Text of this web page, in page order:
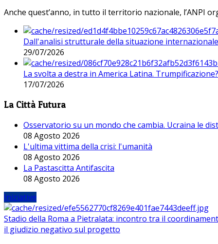
Anche quest’anno, in tutto il territorio nazionale, l’ANPI
Dall'analisi strutturale della situazione
29/07/2026
La svolta a destra in America Latina. Trumpificazione?
17/07/2026
La Città Futura
Osservatorio su un mondo che cambia. Ucraina le
08 Agosto 2026
L'ultima vittima della crisi: l'umanità
08 Agosto 2026
La Pastascitta Antifascita
08 Agosto 2026
Iniziative
Stadio della Roma a Pietralata: incontro tra il
il giudizio negativo sul progetto